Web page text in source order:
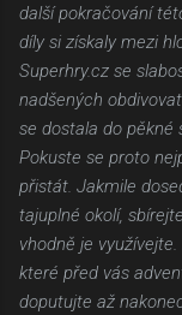
další pokračování
díly si získaly mezi
Superhry.cz se
nadšených
se dostala do pěkné
Pokuste se proto
přistát. Jakmile
tajuplné okolí,
vhodně je
které před vás
doputujte až